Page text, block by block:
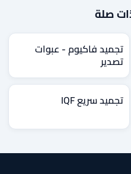
صلة
تجميد فاكيوم - عبوات
تصدير
تجميد سريع IQF